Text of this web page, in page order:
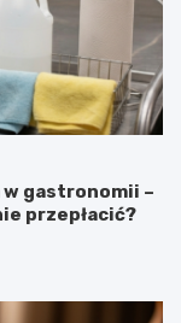
gastronomii –
przepłacić?